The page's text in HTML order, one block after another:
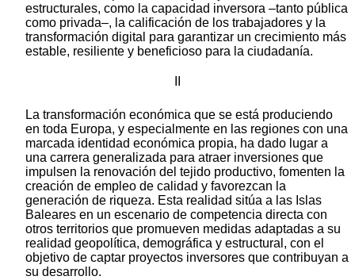
estructurales, como la capacidad inversora –tanto pública
como privada–, la calificación de los trabajadores y la
transformación digital para garantizar un crecimiento más
estable, resiliente y beneficioso para la ciudadanía.
La transformación económica que se está produciendo
en toda Europa, y especialmente en las regiones con una
marcada identidad económica propia, ha dado lugar a
una carrera generalizada para atraer inversiones que
impulsen la renovación del tejido productivo, fomenten la
creación de empleo de calidad y favorezcan la
generación de riqueza. Esta realidad sitúa a las Islas
Baleares en un escenario de competencia directa con
otros territorios que promueven medidas adaptadas a su
realidad geopolítica, demográfica y estructural, con el
objetivo de captar proyectos inversores que contribuyan a
su desarrollo.